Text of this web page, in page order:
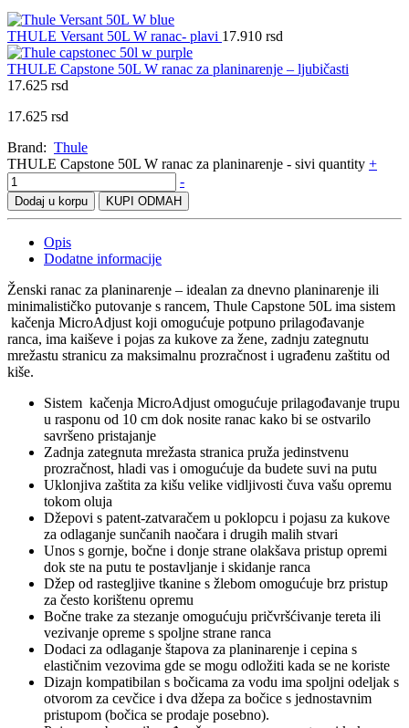
THULE Versant 50L W ranac- plavi 17.910 rsd
THULE Capstone 50L W ranac za planinarenje – ljubičasti
17.625 rsd
17.625 rsd
Brand: Thule
THULE Capstone 50L W ranac za planinarenje - sivi quantity +
-
Dodaj u korpu KUPI ODMAH
Opis
Dodatne informacije
Ženski ranac za planinarenje – idealan za dnevno planinarenje ili
minimalističko putovanje s rancem, Thule Capstone 50L ima sistem
kačenja MicroAdjust koji omogućuje potpuno prilagođavanje
ranca, ima kaiševe i pojas za kukove za žene, zadnju zategnutu
mrežastu stranicu za maksimalnu prozračnost i ugrađenu zaštitu od
kiše.
Sistem kačenja MicroAdjust omogućuje prilagođavanje trupu
u rasponu od 10 cm dok nosite ranac kako bi se ostvarilo
savršeno pristajanje
Zadnja zategnuta mrežasta stranica pruža jedinstvenu
prozračnost, hladi vas i omogućuje da budete suvi na putu
Uklonjiva zaštita za kišu velike vidljivosti čuva vašu opremu
tokom oluja
Džepovi s patent-zatvaračem u poklopcu i pojasu za kukove
za odlaganje sunčanih naočara i drugih malih stvari
Unos s gornje, bočne i donje strane olakšava pristup opremi
dok ste na putu te postavljanje i skidanje ranca
Džep od rastegljive tkanine s žlebom omogućuje brz pristup
za često korištenu opremu
Bočne trake za stezanje omogućuju pričvršćivanje tereta ili
vezivanje opreme s spoljne strane ranca
Dodaci za odlaganje štapova za planinarenje i cepina s
elastičnim vezovima gde se mogu odložiti kada se ne koriste
Dizajn kompatibilan s bočicama za vodu ima spoljni odeljak s
otvorom za cevčice i dva džepa za bočice s jednostavnim
pristupom (bočica se prodaje posebno).